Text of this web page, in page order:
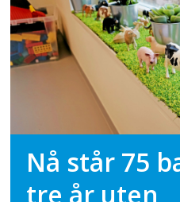
Nå står 75
tre år uten